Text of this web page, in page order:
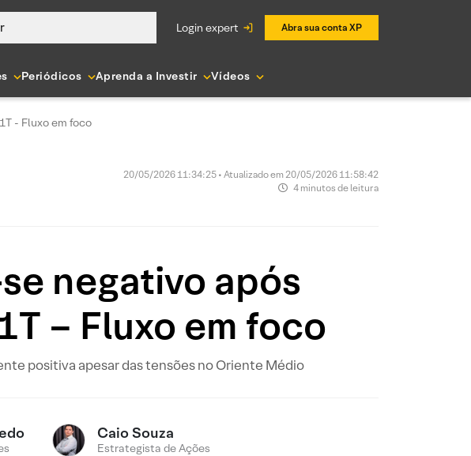
login expert Abra sua conta XP
Periódicos Aprenda a Investir Vídeos
- Fluxo em foco
20/05/2026 11:34:25 • Atualizado em 20/05/2026 11:58:42
4 minutos de leitura
negativo após
– Fluxo em foco
positiva apesar das tensões no Oriente Médio
Caio Souza
Estrategista de Ações